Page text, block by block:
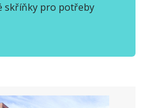
skříňky pro potřeby